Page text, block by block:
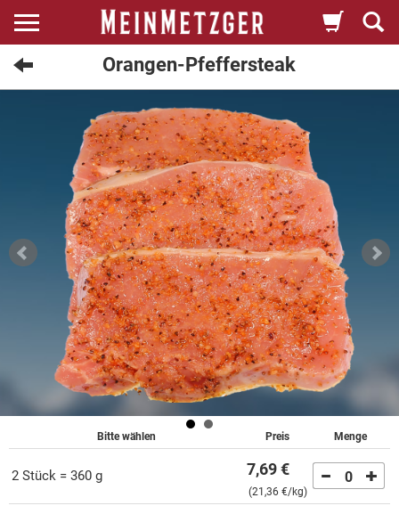
Orangen-Pfeffersteak
Bitte wählen Preis Menge
2 Stück = 360 g 7,69 €
(21,36 €/kg)
0